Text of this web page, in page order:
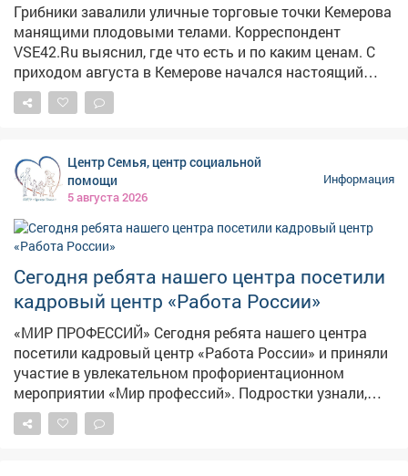
Грибники завалили уличные торговые точки Кемерова
манящими плодовыми телами. Корреспондент
VSE42.Ru выяснил, где что есть и по каким ценам. С
приходом августа в Кемерове начался настоящий
грибной бум: народные рынки так и распирает от
аппетитных грибочков, собранных вручную в лесу.
роскошные трофеи, а горожанам только и остаётся,
что разбирать лесное лакомство как горячие пирожки.
Центр Семья, центр социальной
помощи
5 августа 2026
Информация
Сегодня ребята нашего центра посетили
кадровый центр «Работа России»
«МИР ПРОФЕССИЙ» Сегодня ребята нашего центра
посетили кадровый центр «Работа России» и приняли
участие в увлекательном профориентационном
мероприятии «Мир профессий». Подростки узнали,
какие профессии востребованы в Кузбассе и стране,
чем они отличаются друг от друга и какую пользу